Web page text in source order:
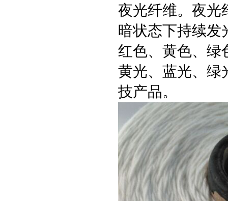
夜光纤维。夜光
暗状态下持续发
红色、黄色、绿
黄光、蓝光、绿
技产品。